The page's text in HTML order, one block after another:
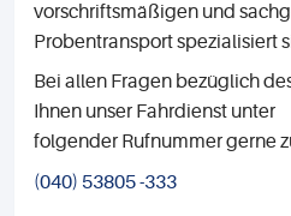
vorschriftsmäßigen und
Probentransport spezialisiert
Bei allen Fragen bezüglich
Ihnen unser Fahrdienst unter
folgender Rufnummer gerne
(040) 53805 -333